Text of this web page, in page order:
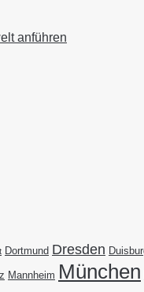
anführen
Dortmund Dresden
Mannheim München